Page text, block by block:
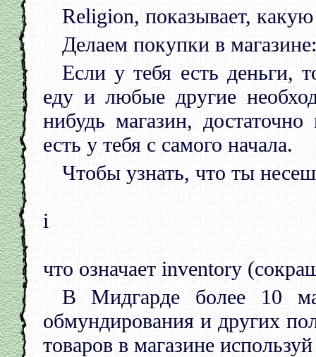
Religion, показывает,
Делаем покупки в магазине:
Если у тебя есть деньги,
еду и любые другие
нибудь магазин,
есть у тебя с самого начала.
Чтобы узнать, что ты
i
что означает inventory
В Мидгарде более 10
обмундирования и других
товаров в магазине